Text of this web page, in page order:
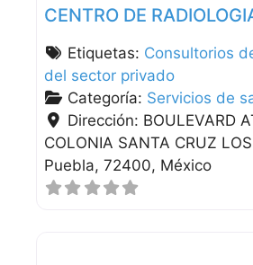
CENTRO DE
Etiquetas: Consultorios
del sector privado
Categoría: Servicios de
Dirección: BOULEVARD
COLONIA SANTA CRUZ
Puebla 72400 México